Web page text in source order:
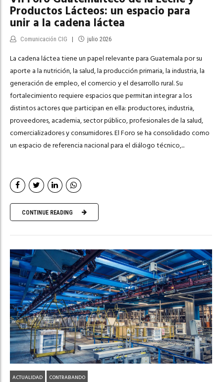
Productos Lácteos: un espacio para
unir a la cadena láctea
Comunicación CIG julio 2026
La cadena láctea tiene un papel relevante para Guatemala por su
aporte a la nutrición, la salud, la producción primaria, la industria, la
generación de empleo, el comercio y el desarrollo rural. Su
fortalecimiento requiere espacios que permitan integrar a los
distintos actores que participan en ella: productores, industria,
proveedores, academia, sector público, profesionales de la salud,
comercializadores y consumidores. El Foro se ha consolidado como
un espacio de referencia nacional para el diálogo técnico,...
CONTINUE READING
ACTUALIDAD CONTRABANDO